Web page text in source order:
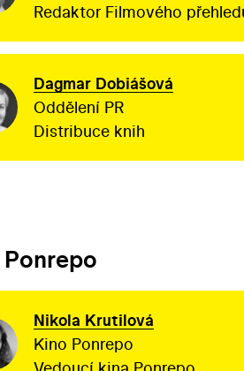
Redaktor Filmového
Dagmar Dobiášová
Oddělení PR
Distribuce knih
Nikola Krutilová
Kino Ponrepo